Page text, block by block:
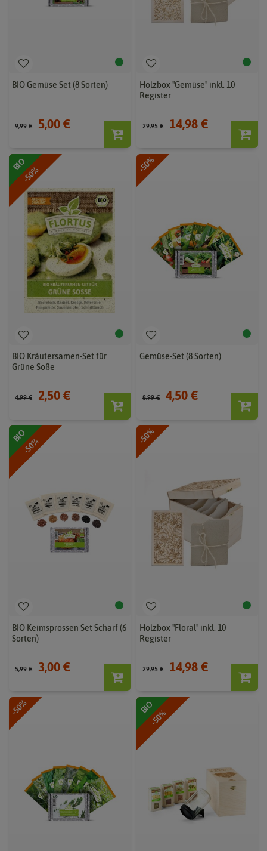
BIO Gemüse Set (8 Sorten)
9,99 € 5,00 €
Holzbox "Gemüse" inkl. 10
Register
29,95 € 14,98 €
-50%
BIO
BIO Kräutersamen-Set für
Grüne Soße
4,99 € 2,50 €
-50%
Gemüse-Set (8 Sorten)
8,99 € 4,50 €
-50%
BIO
BIO Keimsprossen Set Scharf (6
Sorten)
5,99 € 3,00 €
-50%
Holzbox "Floral" inkl. 10
Register
29,95 € 14,98 €
-50%
-50%
BIO